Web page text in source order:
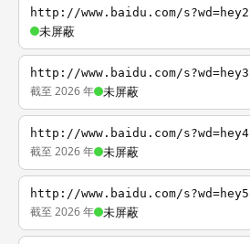
http://www.baidu.com/s?wd=hey2
未屏蔽
http://www.baidu.com/s?wd=hey3
截至 2026 年 未屏蔽
http://www.baidu.com/s?wd=hey4
截至 2026 年 未屏蔽
http://www.baidu.com/s?wd=hey5
截至 2026 年 未屏蔽